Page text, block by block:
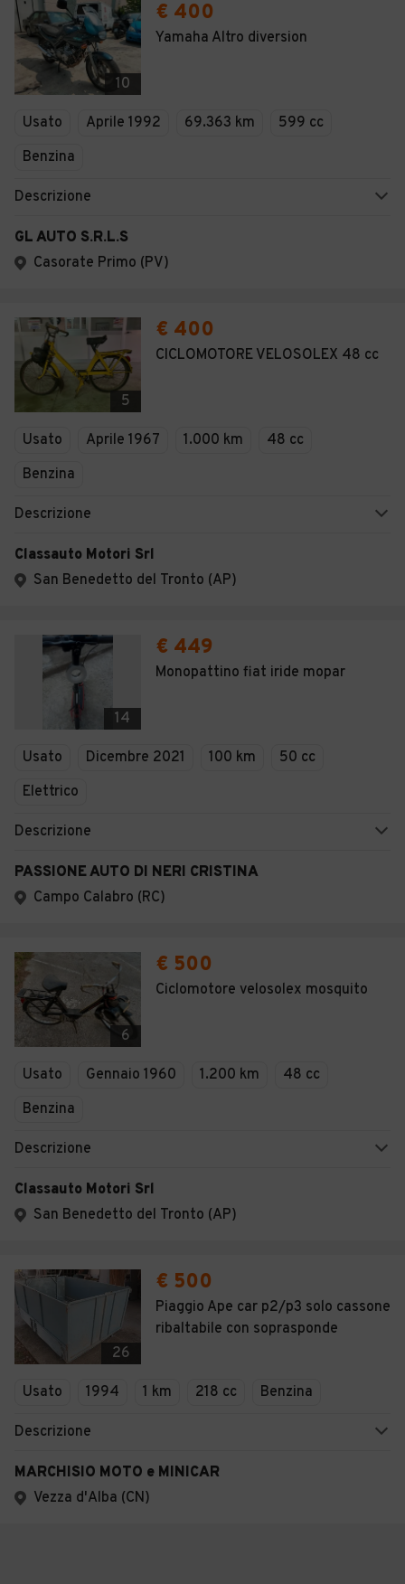
10
€ 400
Yamaha Altro diversion
Usato Aprile 1992 69.363 km
599 cc
Benzina
Descrizione
GL AUTO S.R.L.S
Casorate Primo (PV)
5
€ 400
CICLOMOTORE VELOSOLEX 48 cc
Usato Aprile 1967 1.000 km
48 cc
Benzina
Descrizione
Classauto Motori Srl
San Benedetto del Tronto (AP)
14
€ 449
Monopattino fiat iride mopar
Usato Dicembre 2021 100 km
50 cc
Elettrico
Descrizione
PASSIONE AUTO DI NERI CRISTINA
Campo Calabro (RC)
6
€ 500
Ciclomotore velosolex mosquito
Usato Gennaio 1960 1.200 km
48 cc
Benzina
Descrizione
Classauto Motori Srl
San Benedetto del Tronto (AP)
26
€ 500
Piaggio Ape car p2/p3 solo cassone
ribaltabile con soprasponde
Usato 1994 1 km 218 cc Benzina
Descrizione
MARCHISIO MOTO e MINICAR
Vezza d'Alba (CN)